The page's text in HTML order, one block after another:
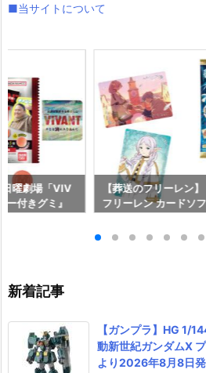
■当サイトについて
曜劇場「VIV
付きグミ』
バンダイ】20
【葬送のフリーレン
フリーレン カードソ
ー』食玩カード予約
イ】より2026年8月3
新着記事
【ガンプラ】HG 1/
動新世紀ガンダムX
より2026年8月8日